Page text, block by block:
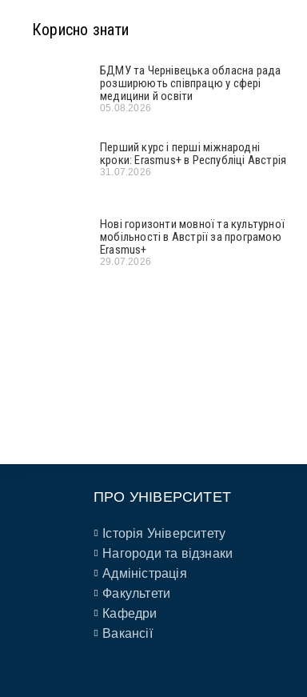
Корисно знати
БДМУ та Чернівецька обласна рада
розширюють співпрацю у сфері
медицини й освіти
05.08.2026
Перший курс і перші міжнародні
кроки: Erasmus+ в Республіці Австрія
31.07.2026
Нові горизонти мовної та культурної
мобільності в Австрії за програмою
Erasmus+
29.07.2026
ПРО УНІВЕРСИТЕТ
Історія Університету
Нагороди та відзнаки
Адміністрація
Факультети
Кафедри
Вакансії